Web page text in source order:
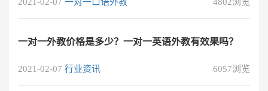
一对一外教价格是多少？一对一英语外教有效果吗？
2021-02-07 行业资讯 6057浏览